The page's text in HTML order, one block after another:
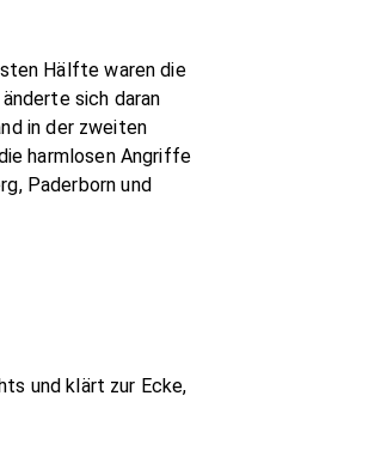
Hälfte waren die
sich daran
in der zweiten
harmlosen Angriffe
Paderborn und
und klärt zur Ecke,